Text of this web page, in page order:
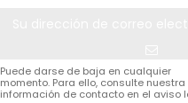
Puede darse de baja en cualquier
momento. Para ello, consulte nuestra
información de contacto en el aviso